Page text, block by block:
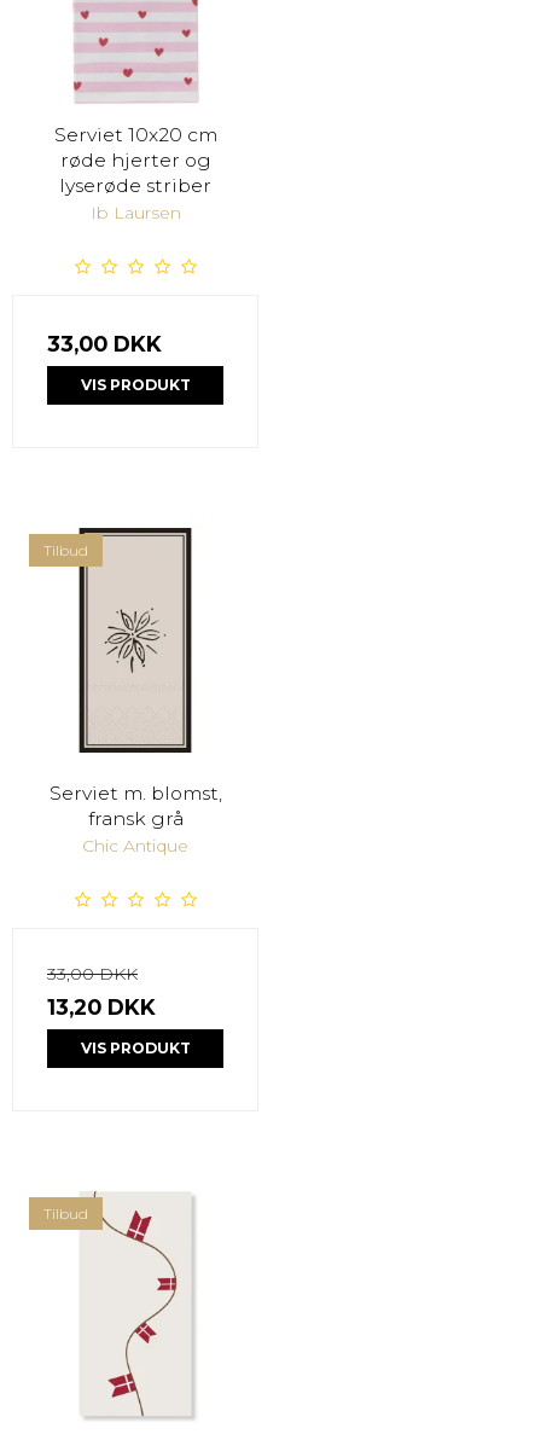
Serviet 10x20 cm
røde hjerter og
lyserøde striber
Ib Laursen
33,00 DKK
VIS PRODUKT
Tilbud
Serviet m. blomst,
fransk grå
Chic Antique
33,00 DKK
13,20 DKK
VIS PRODUKT
Tilbud